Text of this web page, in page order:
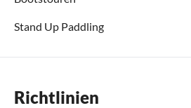
Stand Up Paddling
Richtlinien